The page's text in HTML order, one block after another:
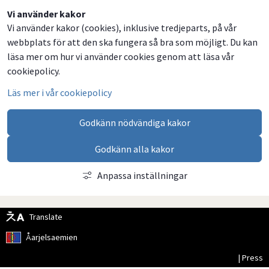
Vi använder kakor
Vi använder kakor (cookies), inklusive tredjeparts, på vår
webbplats för att den ska fungera så bra som möjligt. Du kan
läsa mer om hur vi använder cookies genom att läsa vår
cookiepolicy.
Läs mer i vår cookiepolicy
Godkänn nödvändiga kakor
Godkänn alla kakor
Anpassa inställningar
Translate
Åarjelsaemien
| Press
Dela
på
Facebook
Dela
på
Twitter
Dela
på
LinkedIn
Dela
via
email